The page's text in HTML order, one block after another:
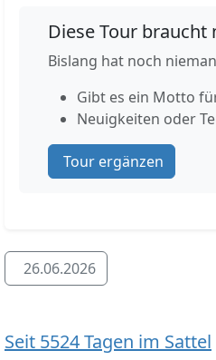
Diese Tour braucht
Bislang hat noch
Gibt es ein Motto
Neuigkeiten oder
Tour ergänzen
26.06.2026
Seit 5524 Tagen im Sattel